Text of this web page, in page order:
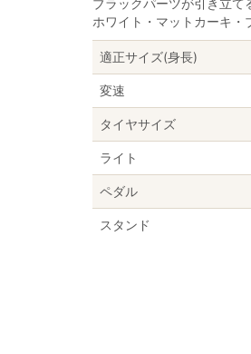
ブラックパーツが引き立て
ホワイト・マットカーキ・
適正サイズ(身長)
変速
タイヤサイズ
ライト
ペダル
スタンド